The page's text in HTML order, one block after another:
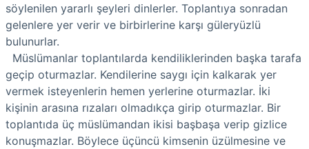
söylenilen yararlı şeyleri dinlerler. Toplantıya sonradan
gelenlere yer verir ve birbirlerine karşı güleryüzlü
bulunurlar.
Müslümanlar toplantılarda kendiliklerinden başka tarafa
geçip oturmazlar. Kendilerine saygı için kalkarak yer
vermek isteyenlerin hemen yerlerine oturmazlar. İki
kişinin arasına rızaları olmadıkça girip oturmazlar. Bir
toplantıda üç müslümandan ikisi başbaşa verip gizlice
konuşmazlar. Böylece üçüncü kimsenin üzülmesine ve